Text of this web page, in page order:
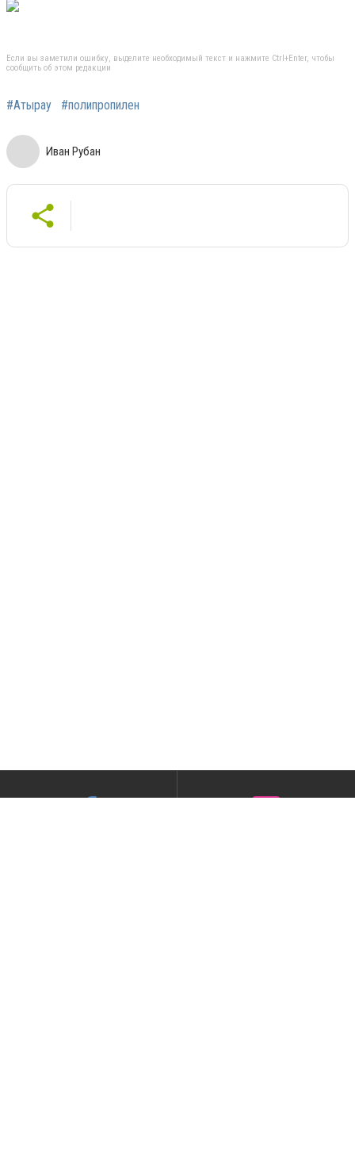
Если вы заметили ошибку, выделите необходимый текст и нажмите Ctrl+Enter, чтобы
сообщить об этом редакции
#Атырау #полипропилен
Иван Рубан